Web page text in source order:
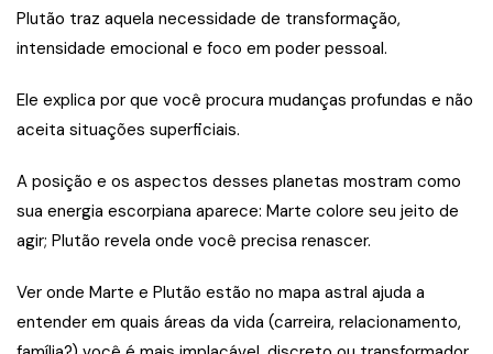
Plutão traz aquela necessidade de transformação,
intensidade emocional e foco em poder pessoal.
Ele explica por que você procura mudanças profundas e não
aceita situações superficiais.
A posição e os aspectos desses planetas mostram como
sua energia escorpiana aparece: Marte colore seu jeito de
agir; Plutão revela onde você precisa renascer.
Ver onde Marte e Plutão estão no mapa astral ajuda a
entender em quais áreas da vida (carreira, relacionamento,